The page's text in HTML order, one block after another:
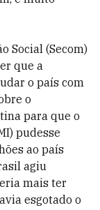
Social (Secom)
que a
o país com
o
para que o
pudesse
ao país
agiu
mais ter
esgotado o